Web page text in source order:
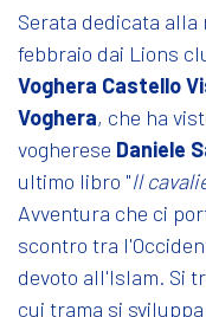
Serata dedicata alla
febbraio dai Lions
Voghera Castello
Voghera, che ha
vogherese Daniele
ultimo libro "Il
Avventura che ci
scontro tra
devoto all'Islam. Si
cui trama si